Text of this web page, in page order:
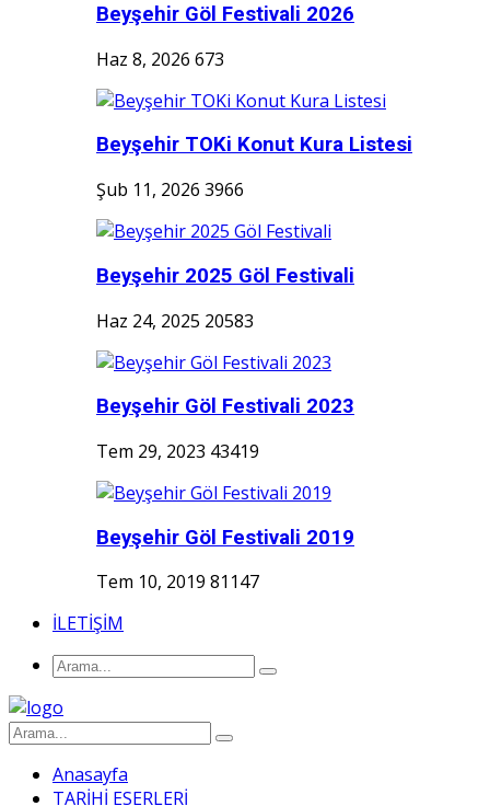
Beyşehir Göl Festivali 2026
Haz 8, 2026 673
Beyşehir TOKi Konut Kura Listesi
Şub 11, 2026 3966
Beyşehir 2025 Göl Festivali
Haz 24, 2025 20583
Beyşehir Göl Festivali 2023
Tem 29, 2023 43419
Beyşehir Göl Festivali 2019
Tem 10, 2019 81147
İLETİŞİM
Anasayfa
TARİHİ ESERLERİ